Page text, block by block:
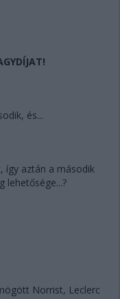
és...
így aztán a második
lehetősége...?
Norrist, Leclerc